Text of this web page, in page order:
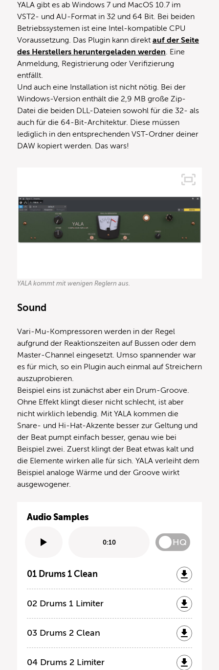
YALA gibt es ab Windows 7 und MacOS 10.7 im
VST2- und AU-Format in 32 und 64 Bit. Bei beiden
Betriebssystemen ist eine Intel-kompatible CPU
Voraussetzung. Das Plugin kann direkt auf der Seite
des Herstellers heruntergeladen werden. Eine
Anmeldung, Registrierung oder Verifizierung
entfällt.
Und auch eine Installation ist nicht nötig. Bei der
Windows-Version enthält die 2,9 MB große Zip-
Datei die beiden DLL-Dateien sowohl für die 32- als
auch für die 64-Bit-Architektur. Diese müssen
lediglich in den entsprechenden VST-Ordner deiner
DAW kopiert werden. Das wars!
YALA kommt mit wenigen Reglern aus.
Sound
Vari-Mu-Kompressoren werden in der Regel
aufgrund der Reaktionszeiten auf Bussen oder dem
Master-Channel eingesetzt. Umso spannender war
es für mich, so ein Plugin auch einmal auf Streichern
auszuprobieren.
Beispiel eins ist zunächst aber ein Drum-Groove.
Ohne Effekt klingt dieser nicht schlecht, ist aber
nicht wirklich lebendig. Mit YALA kommen die
Snare- und Hi-Hat-Akzente besser zur Geltung und
der Beat pumpt einfach besser, genau wie bei
Beispiel zwei. Zuerst klingt der Beat etwas kalt und
die Elemente wirken alle für sich. YALA verleiht dem
Beispiel analoge Wärme und der Groove wirkt
ausgewogener.
Audio Samples
0:10 HQ
01 Drums 1 Clean
02 Drums 1 Limiter
03 Drums 2 Clean
04 Drums 2 Limiter